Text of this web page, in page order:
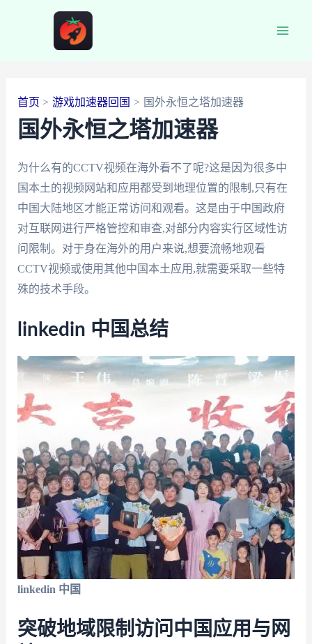
首页 游戏加速器回国 国外永恒之塔加速器
国外永恒之塔加速器
为什么有的CCTV视频在海外看不了呢?这是因为很多中
国本土的视频网站和应用都受到地理位置的限制,只有在
中国大陆地区才能正常访问和观看。这是由于中国政府
对互联网进行严格管控和审查,对部分内容实行区域性访
问限制。对于身在海外的用户来说,想要流畅地观看
CCTV视频或使用其他中国本土应用,就需要采取一些特
殊的技术手段。
linkedin 中国总结
linkedin 中国
突破地域限制访问中国应用与网